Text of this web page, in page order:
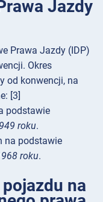
Jazdy
Prawa Jazdy (IDP)
Okres
od konwencji, na
[3]
podstawie
roku.
na podstawie
roku.
na